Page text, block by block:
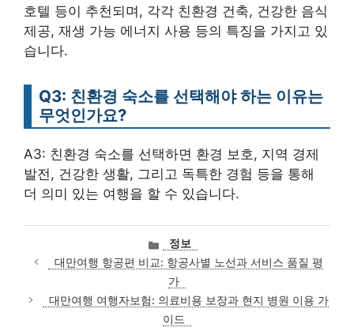
호텔 등이 추천되며, 각각 친환경 건축, 건강한 음식
제공, 재생 가능 에너지 사용 등의 특징을 가지고 있
습니다.
Q3: 친환경 숙소를 선택해야 하는 이유는
무엇인가요?
A3: 친환경 숙소를 선택하면 환경 보호, 지역 경제
발전, 건강한 생활, 그리고 독특한 경험 등을 통해
더 의미 있는 여행을 할 수 있습니다.
카
테
고
리
정보
대만여행 항공편 비교: 항공사별 노선과 서비스 품질 평
가
대만여행 여행자보험: 의료비용 보장과 현지 병원 이용 가
이드